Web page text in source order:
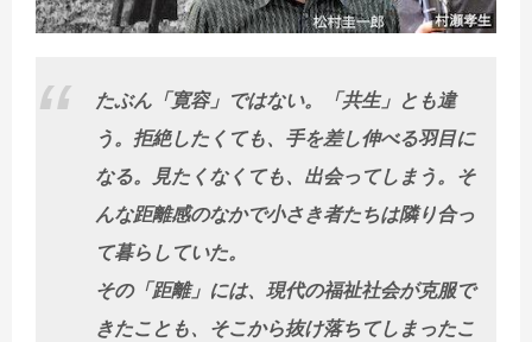
たぶん「寛容」ではない。「共生」とも違
う。拒絶したくても、手を差し伸べる羽目に
なる。見たくなくても、出会ってしまう。そ
んな距離感のなかで小さき者たちは隣り合っ
て暮らしていた。
その「距離」には、現代の福祉社会が克服で
きたことも、そこから抜け落ちてしまったこ